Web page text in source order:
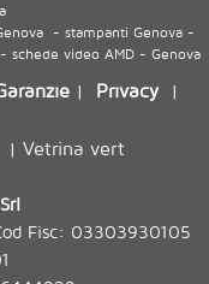
- stampanti Genova -
schede video AMD - Genova
| Privacy|
Vetrina vert
Fisc: 03303930105